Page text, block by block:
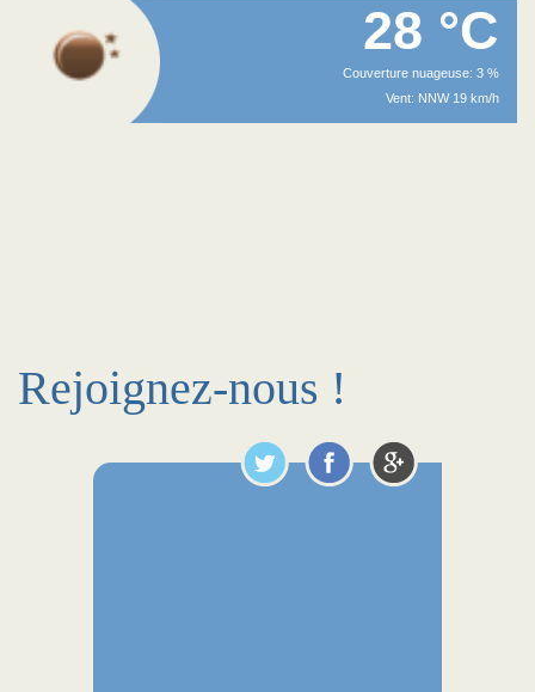
28 °C
Couverture nuageuse: 3 %
Vent: NNW 19 km/h
Rejoignez-nous !